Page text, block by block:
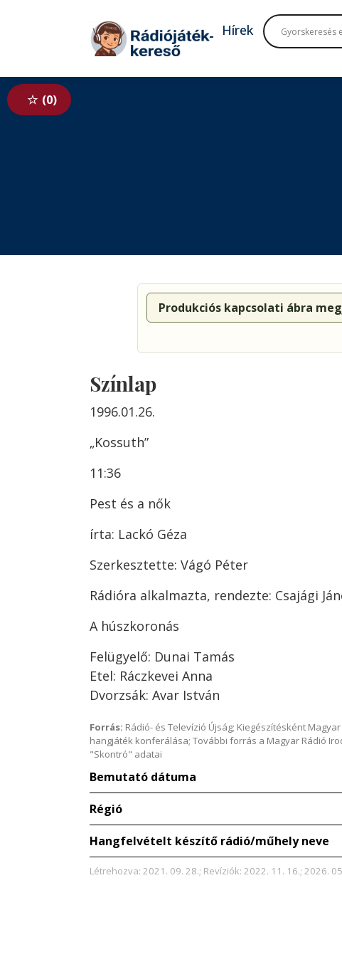
Tovább a tartalomhoz
Hírek
0
Produkciós kapcsolati ábra
Színlap
1996.01.26.
„Kossuth”
11:36
Pest és a nők
írta: Lackó Géza
Szerkesztette: Vágó Péter
Rádióra alkalmazta, rendezte: Csajági
A húszkoronás
Felügyelő: Dunai Tamás
Etel: Ráczkevei Anna
Dvorzsák: Avar István
Forrás: Rádió- és Televízió Újság; Kiegészítésként
hangjáték konferálása; További forrás a Magyar Rádió
"Skontró" adatai
Bemutató dátuma
Régió
Hangfelvételt készítő rádió/műhely neve
Létrehozva: 2021. 09. 28.; Revíziók: 2022. 11. 16.; 2026.